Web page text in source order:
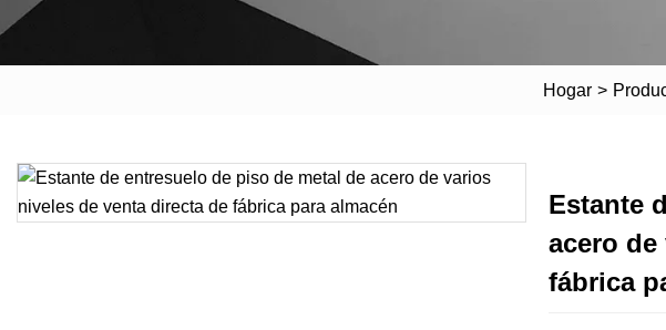
Hogar >
Estante
acero
fábrica